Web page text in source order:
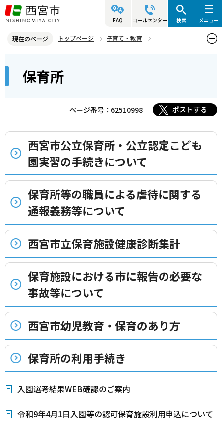
こ
の
ジ
先
す
FAQ コールセンター 検索 メニュー
現在のページ トップページ
子育て・教育
こ
ら
保育所
ページ番号：62510998 ポストする
西宮市公立保育所・公立認定こども
園実習の手続きについて
保育所等の職員による虐待に関する
通報義務等について
西宮市立保育施設健康診断集計
保育施設における市に報告の必要な
事故等について
西宮市幼児教育・保育のあり方
保育所の利用手続き
入園選考結果WEB確認のご案内
令和9年4月1日入園等の認可保育施設利用申込について